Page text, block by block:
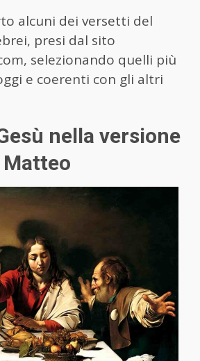
alcuni dei versetti del
presi dal sito
selezionando quelli più
e coerenti con gli altri
nella versione